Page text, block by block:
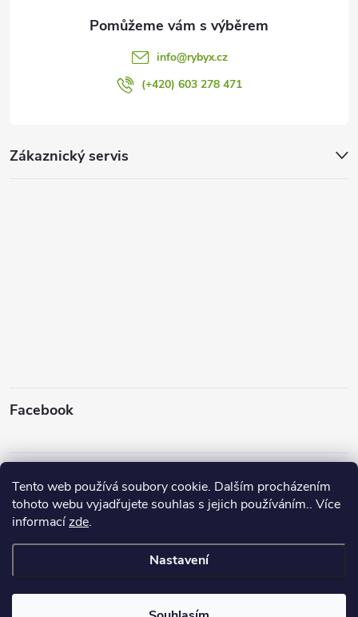
Tento web používá soubory cookie. Dalším procházením
tohoto webu vyjadřujete souhlas s jejich používáním.. Více
informacízde.
Nastavení
Zákaznický servis
Facebook
info@rybyx.cz
(+420) 603 278 471
Sledovat na Instagramu
cookies